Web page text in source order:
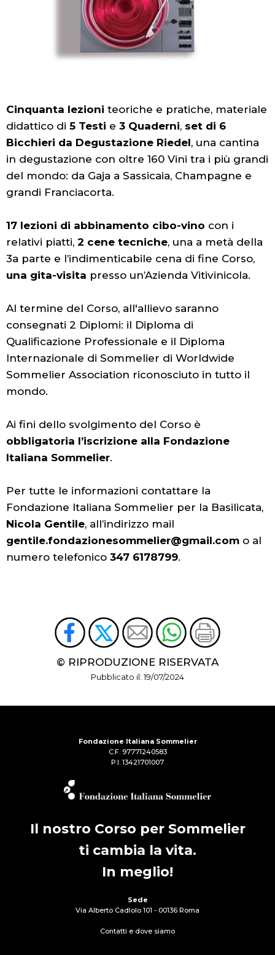
Cinquanta lezioni teoriche e pratiche, materiale
didattico di 5 Testi e 3 Quaderni, set di 6
Bicchieri da Degustazione Riedel, una cantina
in degustazione con oltre 160 Vini tra i più grandi
del mondo: da Gaja a Sassicaia, Champagne e
grandi Franciacorta.
17 lezioni di abbinamento cibo-vino con i
relativi piatti, 2 cene tecniche, una a metà della
3a parte e l’indimenticabile cena di fine Corso,
una gita-visita presso un’Azienda Vitivinicola.
Al termine del Corso, all'allievo saranno
consegnati 2 Diplomi: il Diploma di
Qualificazione Professionale e il Diploma
Internazionale di Sommelier di Worldwide
Sommelier Association riconosciuto in tutto il
mondo.
Ai fini dello svolgimento del Corso è
obbligatoria l’iscrizione alla Fondazione
Italiana Sommelier.
Per tutte le informazioni contattare la
Fondazione Italiana Sommelier per la Basilicata,
Nicola Gentile, all’indirizzo mail
gentile.fondazionesommelier@gmail.com o al
numero telefonico 347 6178799.
© RIPRODUZIONE RISERVATA
Pubblicato il: 19/07/2024
Fondazione Italiana Sommelier
C.F. 97771240583
P.I. 13421701007
Il nostro Corso per Sommelier
ti cambia la vita.
In meglio!
Sede
Via Alberto Cadlolo 101 - 00136 Roma
Contatti e dove siamo